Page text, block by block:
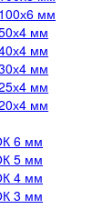
мм
мм
мм
мм
мм
мм
6 мм
5 мм
4 мм
3 мм